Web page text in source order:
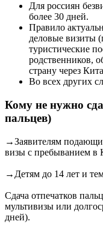
Для россиян
более 30 дней.
Правило
деловые визиты
туристические
родственников,
страну через
Во всех других
Кому не нужно
пальцев)
→Заявителям
визы с пребыванием в
→Детям до 14 лет и
Сдача отпечатков
мультивизы или
дней).